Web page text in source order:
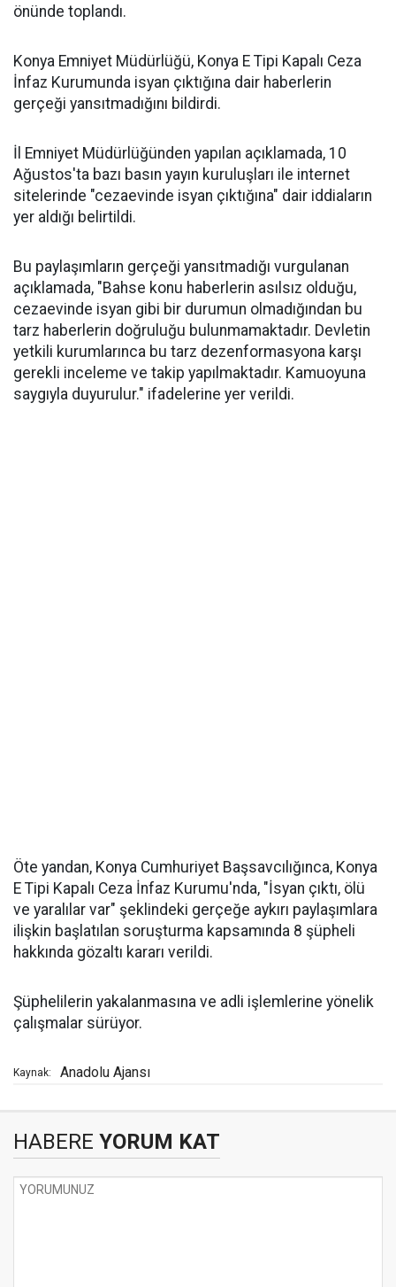
önünde toplandı.
Konya Emniyet Müdürlüğü, Konya E Tipi Kapalı Ceza
İnfaz Kurumunda isyan çıktığına dair haberlerin
gerçeği yansıtmadığını bildirdi.
İl Emniyet Müdürlüğünden yapılan açıklamada, 10
Ağustos'ta bazı basın yayın kuruluşları ile internet
sitelerinde "cezaevinde isyan çıktığına" dair iddiaların
yer aldığı belirtildi.
Bu paylaşımların gerçeği yansıtmadığı vurgulanan
açıklamada, "Bahse konu haberlerin asılsız olduğu,
cezaevinde isyan gibi bir durumun olmadığından bu
tarz haberlerin doğruluğu bulunmamaktadır. Devletin
yetkili kurumlarınca bu tarz dezenformasyona karşı
gerekli inceleme ve takip yapılmaktadır. Kamuoyuna
saygıyla duyurulur." ifadelerine yer verildi.
Öte yandan, Konya Cumhuriyet Başsavcılığınca, Konya
E Tipi Kapalı Ceza İnfaz Kurumu'nda, "İsyan çıktı, ölü
ve yaralılar var" şeklindeki gerçeğe aykırı paylaşımlara
ilişkin başlatılan soruşturma kapsamında 8 şüpheli
hakkında gözaltı kararı verildi.
Şüphelilerin yakalanmasına ve adli işlemlerine yönelik
çalışmalar sürüyor.
Kaynak: Anadolu Ajansı
HABERE YORUM KAT